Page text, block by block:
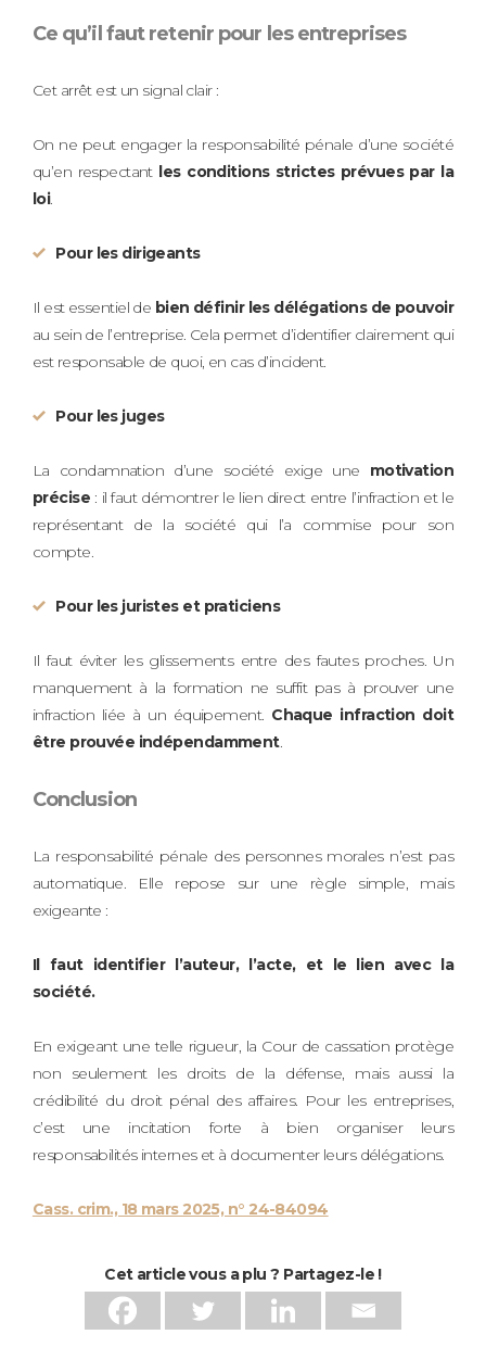
Ce qu’il faut retenir pour les entreprises
Cet arrêt est un signal clair :
On ne peut engager la responsabilité pénale d’une société
qu’en respectant les conditions strictes prévues par la
loi.
Pour les dirigeants
Il est essentiel de bien définir les délégations de pouvoir
au sein de l’entreprise. Cela permet d’identifier clairement qui
est responsable de quoi, en cas d’incident.
Pour les juges
La condamnation d’une société exige une motivation
précise: il faut démontrer le lien direct entre l’infraction et le
représentant de la société qui l’a commise pour son
compte.
Pour les juristes et praticiens
Il faut éviter les glissements entre des fautes proches. Un
manquement à la formation ne suffit pas à prouver une
infraction liée à un équipement. Chaque infraction doit
être prouvée indépendamment.
Conclusion
La responsabilité pénale des personnes morales n’est pas
automatique. Elle repose sur une règle simple, mais
exigeante :
Il faut identifier l’auteur, l’acte, et le lien avec la
société.
En exigeant une telle rigueur, la Cour de cassation protège
non seulement les droits de la défense, mais aussi la
crédibilité du droit pénal des affaires. Pour les entreprises,
c’est une incitation forte à bien organiser leurs
responsabilités internes et à documenter leurs délégations.
Cass. crim., 18 mars 2025, n° 24-84094
Cet article vous a plu ? Partagez-le !